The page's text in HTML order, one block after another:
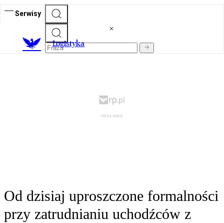
Serwisy
Logistyka
Od dzisiaj uproszczone formalności
przy zatrudnianiu uchodźców z